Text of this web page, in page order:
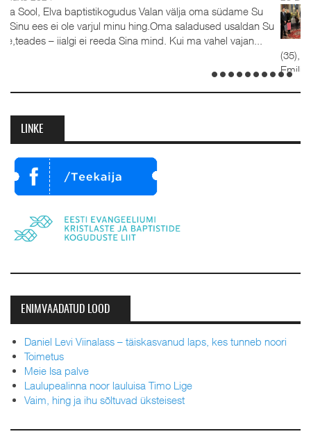
välja oma südame Su
saladused usaldan Su
Kui ma vahel vajan...
Detsember 2023 Kaks aastat
advendipühapäeval seati
koguduses pastoriteks Teet
(35), kelle kõrval seisavad ustavad
Emilia. Ordineerimine toimus samuti 1.
LINKE
ENIMVAADATUD LOOD
Daniel Levi Viinalass – täiskasvanud laps, kes tunneb noori
Toimetus
Meie Isa palve
Laulupealinna noor lauluisa Timo Lige
Vaim, hing ja ihu sõltuvad üksteisest